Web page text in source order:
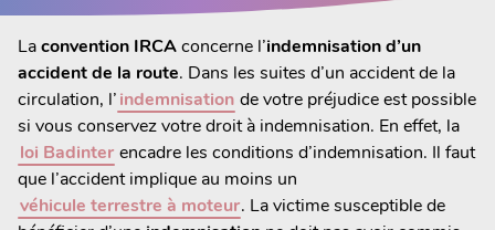
Laconvention IRCAconcerne l’indemnisation d’un
accident de la route. Dans les suites d’un accident de la
circulation, l’indemnisation de votre préjudice est possible
si vous conservez votre droit à indemnisation. En effet, la
loi Badinter encadre les conditions d’indemnisation. Il faut
que l’accident implique au moins un
véhicule terrestre à moteur. La victime susceptible de